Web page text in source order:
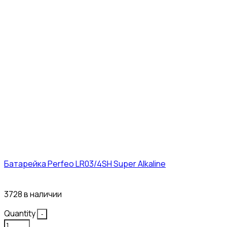
Батарейка Perfeo LR03/4SH Super Alkaline
3728 в наличии
Quantity
-